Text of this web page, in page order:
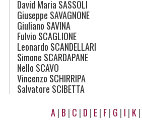
David Maria SASSOLI
Giuseppe SAVAGNONE
Giuliano SAVINA
Fulvio SCAGLIONE
Leonardo SCANDELLARI
Simone SCARDAPANE
Nello SCAVO
Vincenzo SCHIRRIPA
Salvatore SCIBETTA
A | B | C | D | E | F | G | I | K |